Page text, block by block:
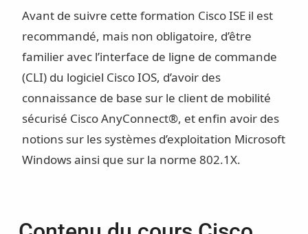
Avant de suivre cette formation Cisco ISE il est
recommandé, mais non obligatoire, d’être
familier avec l’interface de ligne de commande
(CLI) du logiciel Cisco IOS, d’avoir des
connaissance de base sur le client de mobilité
sécurisé Cisco AnyConnect®, et enfin avoir des
notions sur les systèmes d’exploitation Microsoft
Windows ainsi que sur la norme 802.1X.